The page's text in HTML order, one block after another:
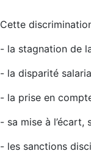
Cette
- la stagnation de
- la disparité
- la prise en
- sa mise à
- les sanctions